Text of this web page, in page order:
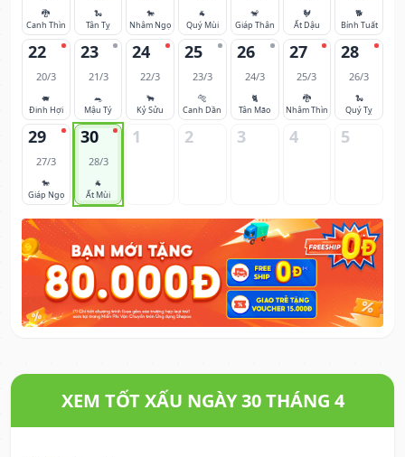
🐉
Canh Thìn
🐍
Tân Tỵ
🐎
Nhâm Ngọ
🐐
Quý Mùi
🐒
Giáp Thân
🐓
Ất Dậu
🐕
Bính Tuất
22
20/3
🐖
Đinh Hợi
23
21/3
🐀
Mậu Tý
24
22/3
🐂
Kỷ Sửu
25
23/3
🐅
Canh Dần
26
24/3
🐈
Tân Mão
27
25/3
🐉
Nhâm Thìn
28
26/3
🐍
Quý Tỵ
29
27/3
🐎
Giáp Ngọ
30
28/3
🐐
Ất Mùi
1 2 3 4 5
XEM TỐT XẤU NGÀY 30 THÁNG 4